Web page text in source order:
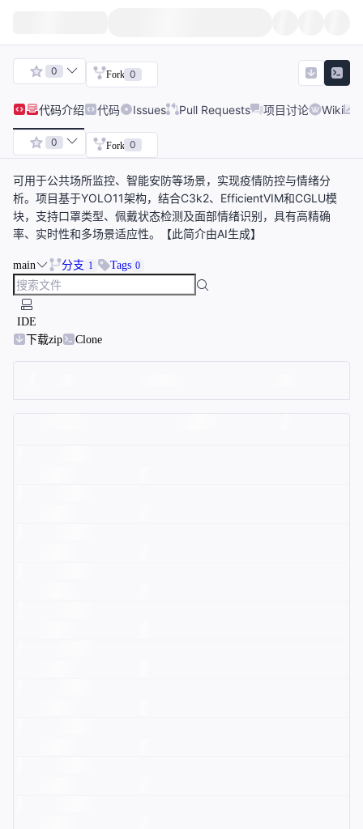
0 Fork 0
代码介绍 代码 Issues Pull Requests 项目讨论 Wiki
0 Fork 0
可用于公共场所监控、智能安防等场景，实现疫情防控与情绪分
析。项目基于YOLO11架构，结合C3k2、EfficientVIM和CGLU模
块，支持口罩类型、佩戴状态检测及面部情绪识别，具有高精确
率、实时性和多场景适应性。【此简介由AI生成】
main 分支 1 Tags 0
IDE
下载zip
Clone